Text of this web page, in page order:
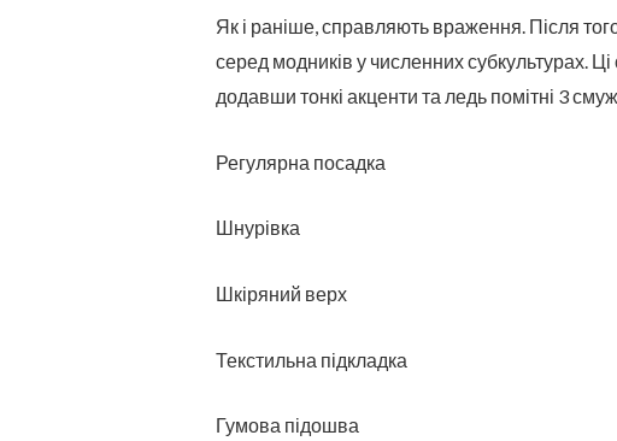
Як і раніше, справляють враження. Після
серед модників у численних субкультурах.
додавши тонкі акценти та ледь помітні 3
Регулярна посадка
Шнурівка
Шкіряний верх
Текстильна підкладка
Гумова підошва